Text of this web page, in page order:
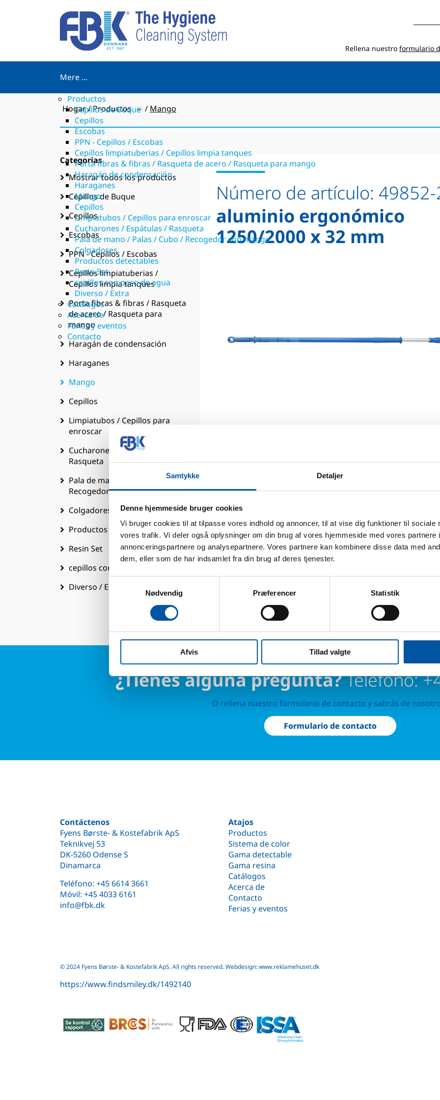
Samtykke Detaljer
Denne hjemmeside bruger cookies
Vi bruger cookies til at tilpasse vores indhold og annoncer, til at vise dig funktioner til sociale
vores trafik. Vi deler også oplysninger om din brug af vores hjemmeside med vores partnere
annonceringspartnere og analysepartnere. Vores partnere kan kombinere disse data med
dem, eller som de har indsamlet fra din brug af deres tjenester.
Nødvendig
Præferencer Statistik
Afvis Tillad valgte
Rellena nuestro formulario
Mere ...
Productos
Cepillos de Buque
Cepillos
Escobas
PPN - Cepillos / Escobas
Cepillos limpiatuberias / Cepillos limpia tanques
Porta fibras & fibras / Rasqueta de acero / Rasqueta para mango
Haragán de condensación
Haraganes
Mango
Cepillos
Limpiatubos / Cepillos para enroscar
Cucharones / Espátulas / Rasqueta
Pala de mano / Palas / Cubo / Recogedor con mango
Colgadores
Productos detectables
Resin Set
cepillos con paso de agua
Diverso / Extra
Catálogos
Acerca de
Ferias y eventos
Contacto
Hogar Productos Mango
Categorias
Mostrar todos los productos
Cepillos de Buque
Cepillos
Escobas
PPN - Cepillos / Escobas
Cepillos limpiatuberias /
Cepillos limpia tanques
Porta fibras & fibras / Rasqueta
de acero / Rasqueta para
mango
Haragán de condensación
Haraganes
Mango
Cepillos
Limpiatubos / Cepillos para
enroscar
Cucharones / Espátulas /
Rasqueta
Pala de mano / Palas / Cubo /
Recogedor con mango
Colgadores
Productos detectables
Resin Set
cepillos con paso de agua
Diverso / Extra
Número de artículo:
aluminio ergonómico
1250/2000 x 32 mm
Tolerancia al calor:
120 °C
Unidades caja:
Peso:
0.47
Dimensión de la caja:
157 x 15 x 10
Pcs. EAN:
¿Tienes alguna pregunta?Teléfono:
O rellena nuestro formulario de contacto y sabrás de
Formulario de contacto
Contáctenos
Fyens Børste- & Kostefabrik ApS
Teknikvej 53
DK-5260 Odense S
Dinamarca
Teléfono: +45 6614 3661
Móvil: +45 4033 6161
info@fbk.dk
Atajos
Productos
Sistema de color
Gama detectable
Gama resina
Catálogos
Acerca de
Contacto
Ferias y eventos
© 2024 Fyens Børste- & Kostefabrik ApS. All rights reserved.Webdesign: www.reklamehuset.dk
https://www.findsmiley.dk/1492140